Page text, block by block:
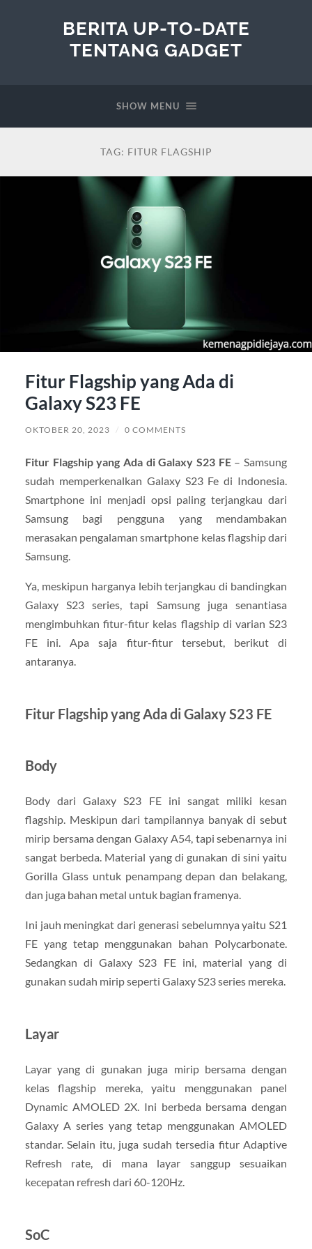
BERITA UP-TO-DATE
TENTANG GADGET
SHOW MENU
TAG: FITUR FLAGSHIP
Fitur Flagship yang Ada di
Galaxy S23 FE
OKTOBER 20, 2023 / 0 COMMENTS
Fitur Flagship yang Ada di Galaxy S23 FE– Samsung
sudah memperkenalkan Galaxy S23 Fe di Indonesia.
Smartphone ini menjadi opsi paling terjangkau dari
Samsung bagi pengguna yang mendambakan
merasakan pengalaman smartphone kelas flagship dari
Samsung.
Ya, meskipun harganya lebih terjangkau di bandingkan
Galaxy S23 series, tapi Samsung juga senantiasa
mengimbuhkan fitur-fitur kelas flagship di varian S23
FE ini. Apa saja fitur-fitur tersebut, berikut di
antaranya.
Fitur Flagship yang Ada di Galaxy S23 FE
Body
Body dari Galaxy S23 FE ini sangat miliki kesan
flagship. Meskipun dari tampilannya banyak di sebut
mirip bersama dengan Galaxy A54, tapi sebenarnya ini
sangat berbeda. Material yang di gunakan di sini yaitu
Gorilla Glass untuk penampang depan dan belakang,
dan juga bahan metal untuk bagian framenya.
Ini jauh meningkat dari generasi sebelumnya yaitu S21
FE yang tetap menggunakan bahan Polycarbonate.
Sedangkan di Galaxy S23 FE ini, material yang di
gunakan sudah mirip seperti Galaxy S23 series mereka.
Layar
Layar yang di gunakan juga mirip bersama dengan
kelas flagship mereka, yaitu menggunakan panel
Dynamic AMOLED 2X. Ini berbeda bersama dengan
Galaxy A series yang tetap menggunakan AMOLED
standar. Selain itu, juga sudah tersedia fitur Adaptive
Refresh rate, di mana layar sanggup sesuaikan
kecepatan refresh dari 60-120Hz.
SoC